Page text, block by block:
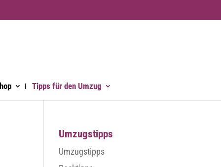
Tipps für den Umzug
Umzugstipps
Umzugstipps